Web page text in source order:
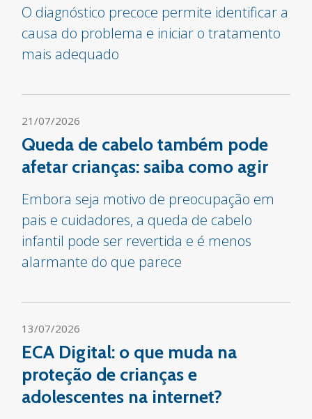
O diagnóstico precoce permite identificar a
causa do problema e iniciar o tratamento
mais adequado
21/07/2026
Queda de cabelo também pode
afetar crianças: saiba como agir
Embora seja motivo de preocupação em
pais e cuidadores, a queda de cabelo
infantil pode ser revertida e é menos
alarmante do que parece
13/07/2026
ECA Digital: o que muda na
proteção de crianças e
adolescentes na internet?